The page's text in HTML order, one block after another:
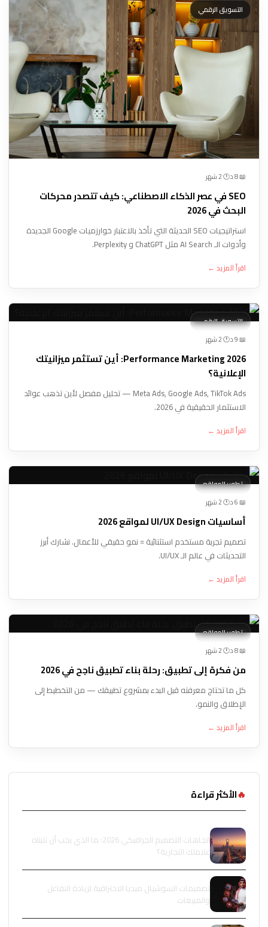
التسويق الرقمي
📖 8 د 🕐 2 شهر
SEO في عصر الذكاء الاصطناعي: كيف تتصدر محركات
البحث في 2026
استراتيجيات SEO الحديثة التي تأخذ بالاعتبار خوارزميات Google الجديدة
وأدوات الـ AI Search مثل ChatGPT و Perplexity.
اقرأ المزيد ←
التسويق الرقمي
📖 9 د
🕐 2 شهر
Performance Marketing 2026: أين تستثمر ميزانيتك
الإعلانية؟
Meta Ads, Google Ads, TikTok Ads — تحليل مفصل لأين تذهب عوائد
الاستثمار الحقيقية في 2026.
اقرأ المزيد ←
تطوير المواقع
📖 6 د
🕐 2 شهر
أساسيات UI/UX Design لمواقع 2026
تصميم تجربة مستخدم استثنائية = نمو حقيقي للأعمال. نشارك أبرز
التحديثات في عالم الـ UI/UX.
اقرأ المزيد ←
تطوير المواقع
📖 8 د
🕐 2 شهر
من فكرة إلى تطبيق: رحلة بناء تطبيق ناجح في 2026
كل ما تحتاج معرفته قبل البدء بمشروع تطبيقك — من التخطيط إلى
الإطلاق والنمو.
اقرأ المزيد ←
🔥الأكثر قراءة
اتجاهات التصميم الجرافيكي 2026: ما الذي يجب أن تتبناه
علامتك التجارية؟
تصميمات السوشيال ميديا الاحترافية لزيادة التفاعل
والمبيعات